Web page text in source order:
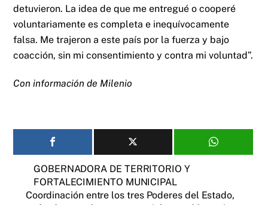
detuvieron. La idea de que me entregué o cooperé
voluntariamente es completa e inequívocamente
falsa. Me trajeron a este país por la fuerza y bajo
coacción, sin mi consentimiento y contra mi voluntad”.
Con información de Milenio
GOBERNADORA DE TERRITORIO Y
FORTALECIMIENTO MUNICIPAL
Coordinación entre los tres Poderes del Estado,